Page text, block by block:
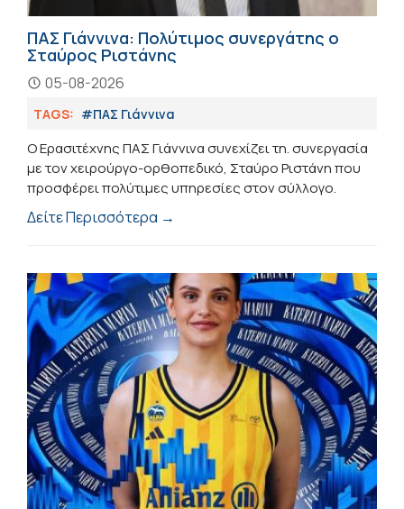
ΠΑΣ Γιάννινα: Πολύτιμος συνεργάτης ο
Σταύρος Ριστάνης
05-08-2026
TAGS: #ΠΑΣ Γιάννινα
Ο Ερασιτέχνης ΠΑΣ Γιάννινα συνεχίζει τη. συνεργασία
με τον χειρούργο-ορθοπεδικό, Σταύρο Ριστάνη που
προσφέρει πολύτιμες υπηρεσίες στον σύλλογο.
Δείτε Περισσότερα →